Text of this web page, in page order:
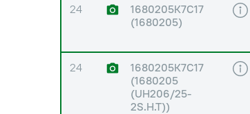
24
1680205К7С17
(1680205)
24
1680205К7С17
(1680205
(UH206/25-
2S.H.T))